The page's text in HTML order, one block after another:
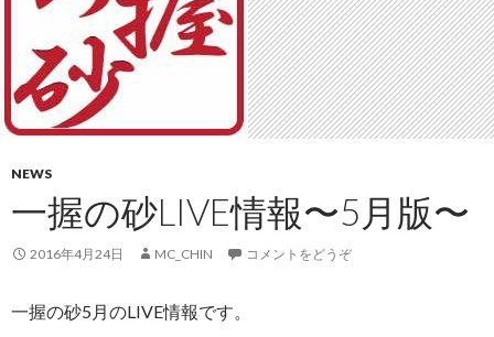
NEWS
一握の砂LIVE情報〜5月版〜
2016年4月24日 MC_CHIN コメントをどうぞ
一握の砂5月のLIVE情報です。